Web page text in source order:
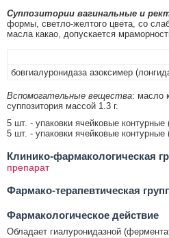
Суппозитории вагинальные и
формы, светло-желтого цвета, со
масла какао, допускается
бовгиалуронидаза азоксимер
Вспомогательные вещества: масло
суппозитория массой 1.3 г.
5 шт. - упаковки ячейковые контурные
5 шт. - упаковки ячейковые контурные
Клинико-фармакологическая
препарат
Фармако-терапевтическая
Фармакологическое действие
Обладает гиалуронидазной